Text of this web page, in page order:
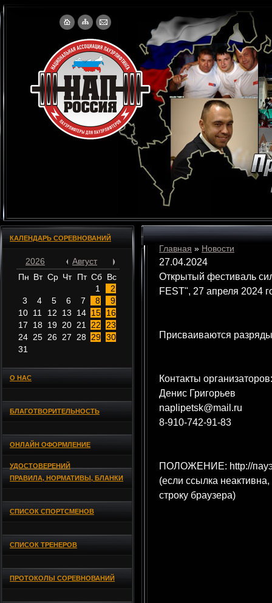
КАЛЕНДАРЬ СОРЕВНОВАНИЙ
2026
Август
Пн Вт Ср Чт Пт Сб Вс
1
2
3
4 5 6 7 8
9
10 11 12 13 14 15
16
17
18 19 20 21 22
23
24 25 26 27 28 29 30
31
О НАС
БЛАГОТВОРИТЕЛЬНОСТЬ
ОНЛАЙН ОФОРМЛЕНИЕ
УДОСТОВЕРЕНИЙ
ПРАВИЛА, НОРМАТИВЫ, БЛАНКИ
СПИСОК СПОРТСМЕНОВ
СПИСОК ТРЕНЕРОВ
ПРОТОКОЛЫ СОРЕВНОВАНИЙ
Главная » Новости
27.04.2024
Открытый фестиваль
FEST", 27 апреля 2024
Присваиваются
Контакты организаторов:
Денис Григорьев
naplipetsk@mail.ru
8-910-742-91-83
ПОЛОЖЕНИЕ: http://
(если ссылка
строку браузера)